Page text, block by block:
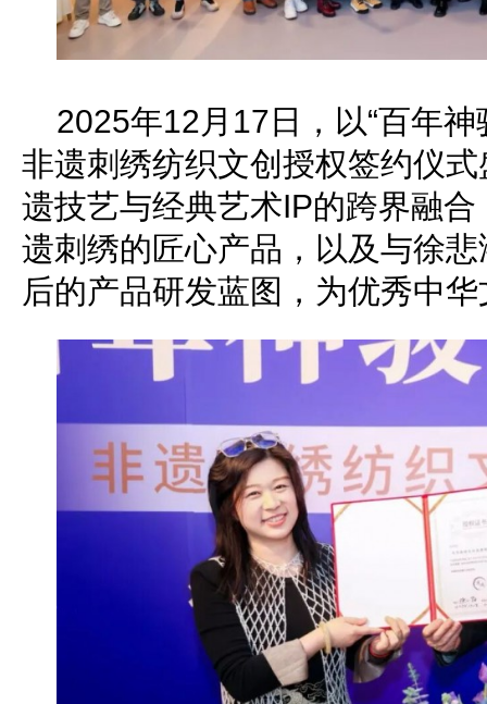
2025年12月17日，以“百年
非遗刺绣纺织文创授权签约仪
遗技艺与经典艺术IP的跨界融
遗刺绣的匠心产品，以及与徐
后的产品研发蓝图，为优秀中